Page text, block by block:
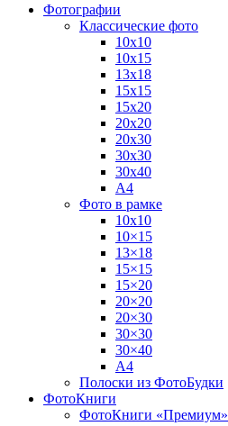
Фотографии
Классические фото
10х10
10х15
13х18
15х15
15х20
20х20
20х30
30х30
30х40
А4
Фото в рамке
10х10
10×15
13×18
15×15
15×20
20×20
20×30
30×30
30×40
A4
Полоски из ФотоБудки
ФотоКниги
ФотоКниги «Премиум»